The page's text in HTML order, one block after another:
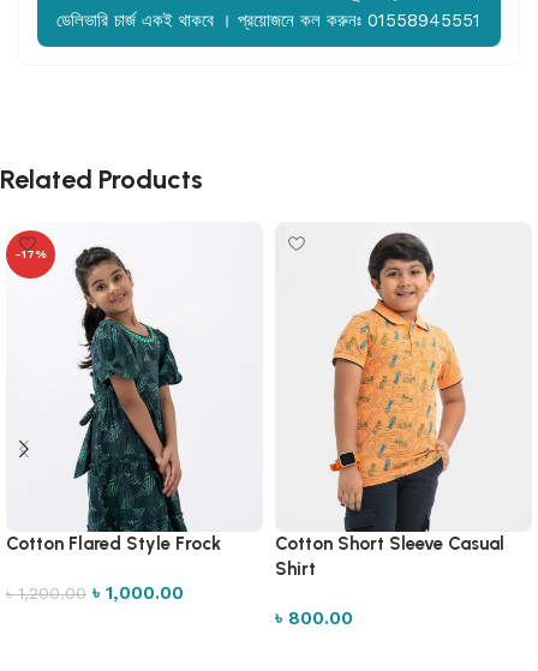
ডেলিভারি চার্জ একই থাকবে । প্রয়োজনে কল করুনঃ 01558945551
Related Products
-17%
Cotton Flared Style Frock
৳1,200.00 ৳ 1,000.00
Cotton Short Sleeve Casual
Shirt
৳ 800.00